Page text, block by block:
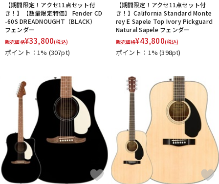
【期間限定！アクセ11点セット付
き！】【数量限定特価】 Fender CD
-60S DREADNOUGHT（BLACK）
フェンダー
販売価格¥33,800(税込)
ポイント：1% (307pt)
【期間限定！アクセ11点セット付
き！】California Standard Monte
rey E Sapele Top Ivory Pickguard
Natural Sapele フェンダー
販売価格¥43,800(税込)
ポイント：1%(398pt)